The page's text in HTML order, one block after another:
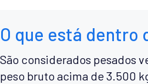
O que está dentro
São considerados pesados
peso bruto acima de 3.500